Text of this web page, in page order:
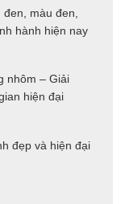
màu đen,
hành hiện nay
nhôm – Giải
hiện đại
đẹp và hiện đại